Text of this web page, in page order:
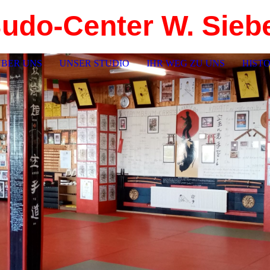
Center W.
UNS UNSER STUDIO IHR WEG ZU UNS